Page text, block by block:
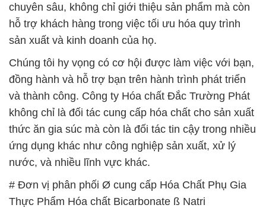
chuyên sâu, không chỉ giới thiệu sản phẩm mà còn
hỗ trợ khách hàng trong việc tối ưu hóa quy trình
sản xuất và kinh doanh của họ.
Chúng tôi hy vọng có cơ hội được làm việc với bạn,
đồng hành và hỗ trợ bạn trên hành trình phát triển
và thành công. Công ty Hóa chất Đắc Trường Phát
không chỉ là đối tác cung cấp hóa chất cho sản xuất
thức ăn gia súc mà còn là đối tác tin cậy trong nhiều
ứng dụng khác như công nghiệp sản xuất, xử lý
nước, và nhiều lĩnh vực khác.
# Đơn vị phân phối Ø cung cấp Hóa Chất Phụ Gia
Thực Phẩm Hóa chất Bicarbonate ß Natri